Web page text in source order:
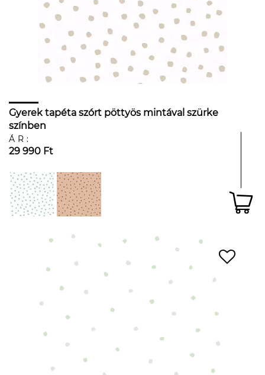
Gyerek tapéta szórt pöttyös mintával szürke
színben
ÁR:
29 990 Ft